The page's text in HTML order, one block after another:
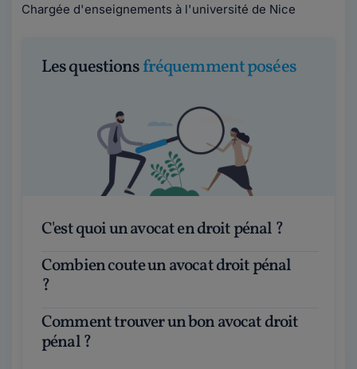
Chargée d'enseignements à l'université de Nice
Les questionsfréquemment posées
C'est quoi un avocat en droit pénal ?
Combien coute un avocat droit pénal
?
Comment trouver un bon avocat droit
pénal ?